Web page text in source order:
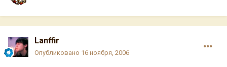
Lanffir
Опубликовано 16 ноября, 2006